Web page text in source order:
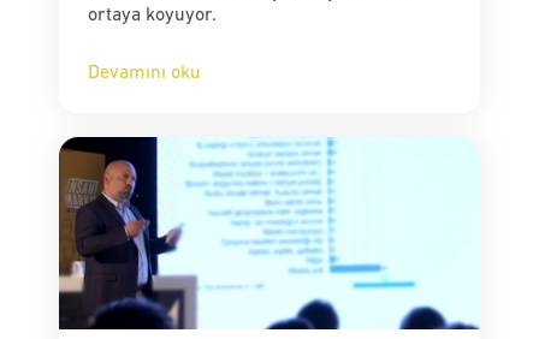
ortaya koyuyor.
Devamını oku